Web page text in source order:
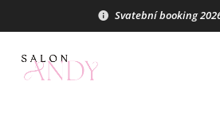
Svatební booking